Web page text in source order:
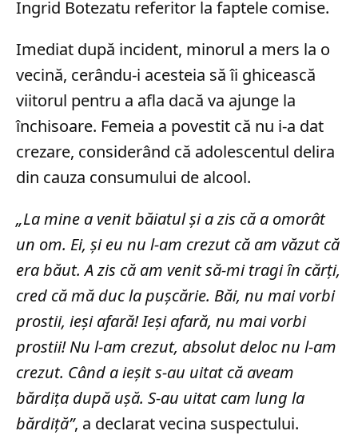
Ingrid Botezatu referitor la faptele comise.
Imediat după incident, minorul a mers la o
vecină, cerându-i acesteia să îi ghicească
viitorul pentru a afla dacă va ajunge la
închisoare. Femeia a povestit că nu i-a dat
crezare, considerând că adolescentul delira
din cauza consumului de alcool.
„La mine a venit băiatul şi a zis că a omorât
un om. Ei, şi eu nu l-am crezut că am văzut că
era băut. A zis că am venit să-mi tragi în cărţi,
cred că mă duc la puşcărie. Băi, nu mai vorbi
prostii, ieşi afară! Ieşi afară, nu mai vorbi
prostii! Nu l-am crezut, absolut deloc nu l-am
crezut. Când a ieşit s-au uitat că aveam
bărdiţa după uşă. S-au uitat cam lung la
bărdiţă”, a declarat vecina suspectului.